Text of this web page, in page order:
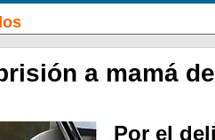
a mamá
Por el